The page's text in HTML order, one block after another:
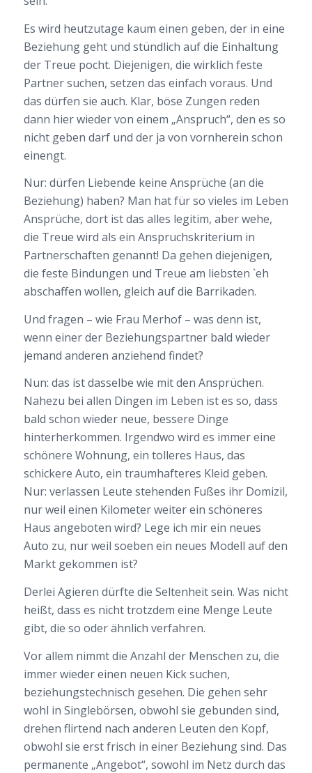
Es wird heutzutage kaum einen geben, der in eine
Beziehung geht und stündlich auf die Einhaltung
der Treue pocht. Diejenigen, die wirklich feste
Partner suchen, setzen das einfach voraus. Und
das dürfen sie auch. Klar, böse Zungen reden
dann hier wieder von einem „Anspruch“, den es so
nicht geben darf und der ja von vornherein schon
einengt.
Nur: dürfen Liebende keine Ansprüche (an die
Beziehung) haben? Man hat für so vieles im Leben
Ansprüche, dort ist das alles legitim, aber wehe,
die Treue wird als ein Anspruchskriterium in
Partnerschaften genannt! Da gehen diejenigen,
die feste Bindungen und Treue am liebsten `eh
abschaffen wollen, gleich auf die Barrikaden.
Und fragen – wie Frau Merhof – was denn ist,
wenn einer der Beziehungspartner bald wieder
jemand anderen anziehend findet?
Nun: das ist dasselbe wie mit den Ansprüchen.
Nahezu bei allen Dingen im Leben ist es so, dass
bald schon wieder neue, bessere Dinge
hinterherkommen. Irgendwo wird es immer eine
schönere Wohnung, ein tolleres Haus, das
schickere Auto, ein traumhafteres Kleid geben.
Nur: verlassen Leute stehenden Fußes ihr Domizil,
nur weil einen Kilometer weiter ein schöneres
Haus angeboten wird? Lege ich mir ein neues
Auto zu, nur weil soeben ein neues Modell auf den
Markt gekommen ist?
Derlei Agieren dürfte die Seltenheit sein. Was nicht
heißt, dass es nicht trotzdem eine Menge Leute
gibt, die so oder ähnlich verfahren.
Vor allem nimmt die Anzahl der Menschen zu, die
immer wieder einen neuen Kick suchen,
beziehungstechnisch gesehen. Die gehen sehr
wohl in Singlebörsen, obwohl sie gebunden sind,
drehen flirtend nach anderen Leuten den Kopf,
obwohl sie erst frisch in einer Beziehung sind. Das
permanente „Angebot“, sowohl im Netz durch das